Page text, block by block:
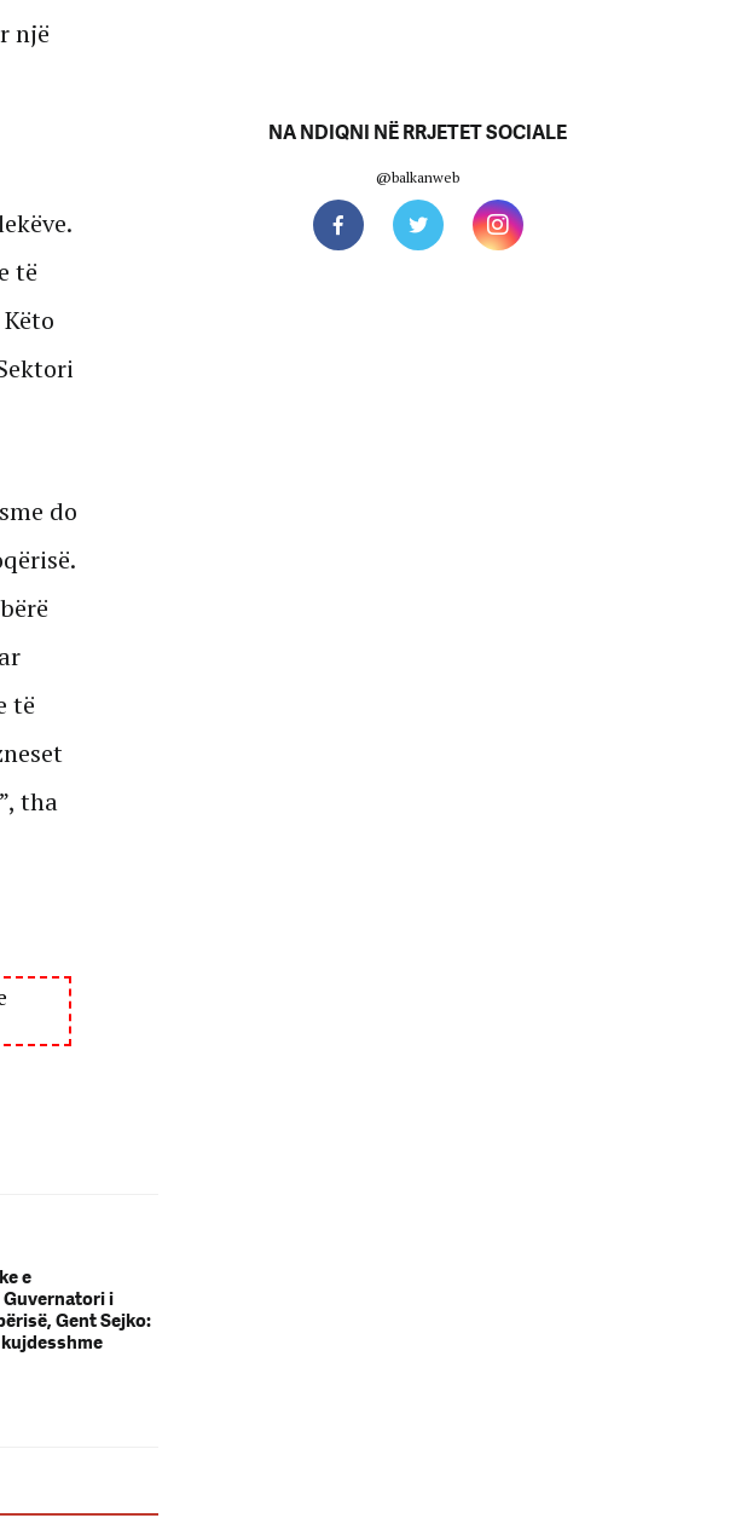
një
të
do
të
tha
e
i
Gent Sejko:
NA NDIQNI NË RRJETET SOCIALE
@balkanweb